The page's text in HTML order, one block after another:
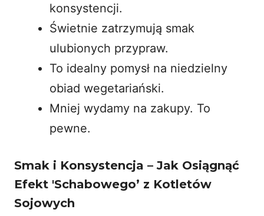
konsystencji.
Świetnie zatrzymują smak
ulubionych przypraw.
To idealny pomysł na niedzielny
obiad wegetariański.
Mniej wydamy na zakupy. To
pewne.
Smak i Konsystencja – Jak Osiągnąć
Efekt 'Schabowego’ z Kotletów
Sojowych